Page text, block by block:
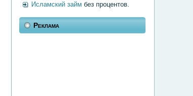
Исламский займ без процентов.
Реклама